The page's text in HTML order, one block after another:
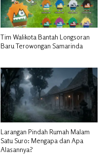
Tim Walikota Bantah Longsoran
Baru Terowongan Samarinda
Larangan Pindah Rumah Malam
Satu Suro: Mengapa dan Apa
Alasannya?